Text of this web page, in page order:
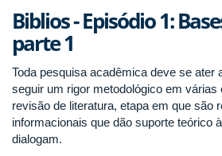
Biblios - Episódio 1:
parte 1
Toda pesquisa acadêmica deve se ater
seguir um rigor metodológico em várias
revisão de literatura, etapa em que são
informacionais que dão suporte teórico
dialogam.